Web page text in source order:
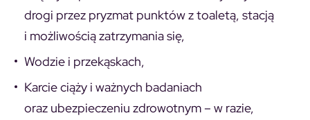
drogi przez pryzmat punktów z toaletą, stacją
i możliwością zatrzymania się,
Wodzie i przekąskach,
Karcie ciąży i ważnych badaniach
oraz ubezpieczeniu zdrowotnym – w razie,